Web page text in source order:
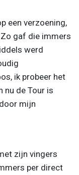
een verzoening,
gaf die immers
werd
ik probeer het
nu de Tour is
mijn
zijn vingers
per direct